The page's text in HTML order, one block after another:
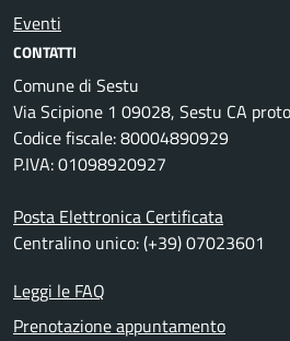
Eventi
CONTATTI
Comune di Sestu
Via Scipione 1 09028, Sestu CA
Codice fiscale: 80004890929
P.IVA: 01098920927
Posta Elettronica Certificata
Centralino unico: (+39) 07023601
Leggi le FAQ
Prenotazione appuntamento